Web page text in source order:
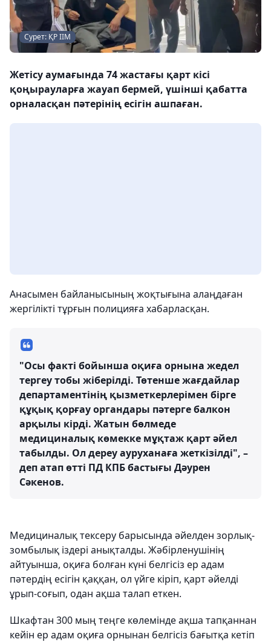
Сурет: ҚР ІІМ
Жетісу аумағында 74 жастағы қарт кісі
қоңырауларға жауап бермей, үшінші қабатта
орналасқан пәтерінің есігін ашпаған.
Анасымен байланысының жоқтығына алаңдаған
жергілікті тұрғын полицияға хабарласқан.
"Осы факті бойынша оқиға орнына жедел
тергеу тобы жіберілді. Төтенше жағдайлар
департаментінің қызметкерлерімен бірге
құқық қорғау органдары пәтерге балкон
арқылы кірді. Жатын бөлмеде
медициналық көмекке мұқтаж қарт әйел
табылды. Ол дереу ауруханаға жеткізілді", –
деп атап өтті ПД КПБ бастығы Дәурен
Сәкенов.
Медициналық тексеру барысында әйелден зорлық-
зомбылық іздері анықталды. Жәбірленушінің
айтуынша, оқиға болған күні белгісіз ер адам
пәтердің есігін қаққан, ол үйге кіріп, қарт әйелді
ұрып-соғып, одан ақша талап еткен.
Шкафтан 300 мың теңге көлемінде ақша тапқаннан
кейін ер адам оқиға орнынан белгісіз бағытқа кетіп